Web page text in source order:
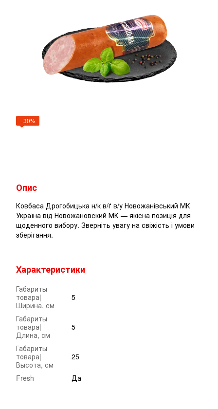
−30%
Опис
Ковбаса Дрогобицька н/к в/ґ в/у Новожанівський МК
Україна від Новожановский МК — якісна позиція для
щоденного вибору. Зверніть увагу на свіжість і умови
зберігання.
Характеристики
Габариты
товара|
Ширина, см
5
Габариты
товара|
Длина, см
5
Габариты
товара|
Высота, см
25
Fresh Да